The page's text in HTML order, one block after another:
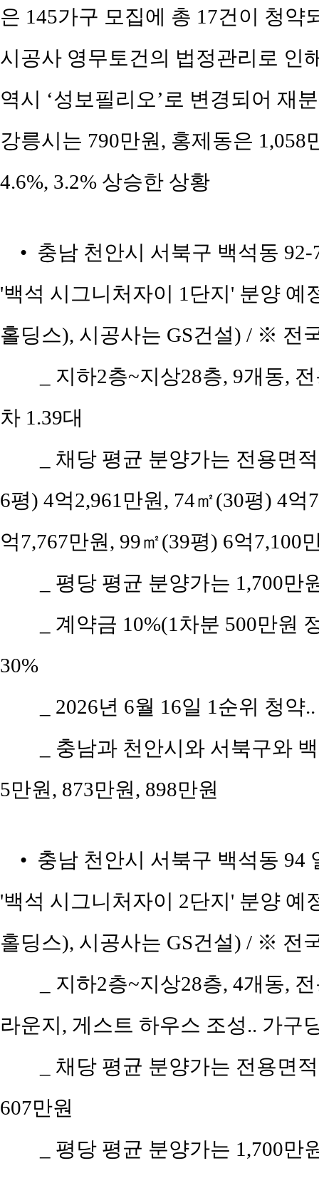
은 145가구 모집에 총 17건이 청약
시공사 영무토건의 법정관리로 인
역시 ‘성보필리오’로 변경되어 재
강릉시는 790만원, 홍제동은
4.6%, 3.2% 상승한 상황
• 충남 천안시 서북구 백석동
'백석 시그니처자이 1단지' 분양
홀딩스), 시공사는 GS건설) / ※ 전
_ 지하2층~지상28층, 9개동,
차 1.39대
_ 채당 평균 분양가는 전용면
6평) 4억2,961만원, 74㎡(30평) 4억
억7,767만원, 99㎡(39평) 6억7,100
_ 평당 평균 분양가는 1,700
_ 계약금 10%(1차분 500만원
30%
_ 2026년 6월 16일 1순위 청
_ 충남과 천안시와 서북구와
5만원, 873만원, 898만원
• 충남 천안시 서북구 백석동 94
'백석 시그니처자이 2단지' 분양
홀딩스), 시공사는 GS건설) / ※ 전
_ 지하2층~지상28층, 4개동,
라운지, 게스트 하우스 조성.. 가구
_ 채당 평균 분양가는 전용면
607만원
_ 평당 평균 분양가는 1,700